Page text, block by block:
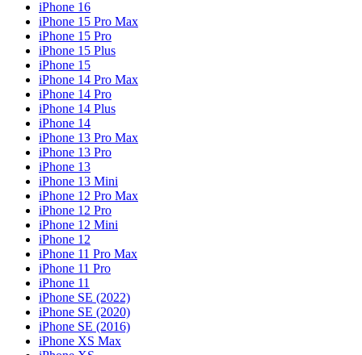
iPhone 16
iPhone 15 Pro Max
iPhone 15 Pro
iPhone 15 Plus
iPhone 15
iPhone 14 Pro Max
iPhone 14 Pro
iPhone 14 Plus
iPhone 14
iPhone 13 Pro Max
iPhone 13 Pro
iPhone 13
iPhone 13 Mini
iPhone 12 Pro Max
iPhone 12 Pro
iPhone 12 Mini
iPhone 12
iPhone 11 Pro Max
iPhone 11 Pro
iPhone 11
iPhone SE (2022)
iPhone SE (2020)
iPhone SE (2016)
iPhone XS Max